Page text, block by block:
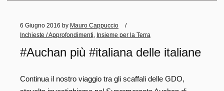
INSIEME PER LA TERRA PREZZI
6 Giugno 2016 by Mauro Cappuccio
Inchieste / Approfondimenti
Insieme per la Terra
#Auchan più #italiana delle italiane
Continua il nostro viaggio tra gli scaffali delle GDO,